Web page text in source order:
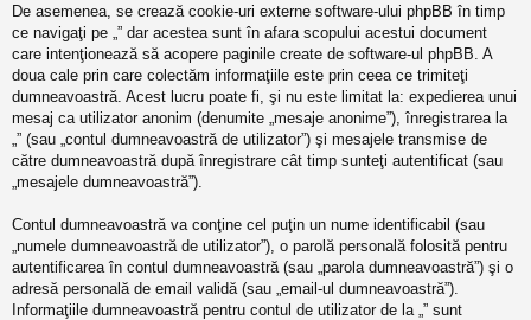
De asemenea, se crează cookie-uri externe software-ului phpBB în timp
ce navigaţi pe „” dar acestea sunt în afara scopului acestui document
care intenţionează să acopere paginile create de software-ul phpBB. A
doua cale prin care colectăm informaţiile este prin ceea ce trimiteţi
dumneavoastră. Acest lucru poate fi, şi nu este limitat la: expedierea unui
mesaj ca utilizator anonim (denumite „mesaje anonime”), înregistrarea la
„” (sau „contul dumneavoastră de utilizator”) şi mesajele transmise de
către dumneavoastră după înregistrare cât timp sunteţi autentificat (sau
„mesajele dumneavoastră”).
Contul dumneavoastră va conţine cel puţin un nume identificabil (sau
„numele dumneavoastră de utilizator”), o parolă personală folosită pentru
autentificarea în contul dumneavoastră (sau „parola dumneavoastră”) şi o
adresă personală de email validă (sau „email-ul dumneavoastră”).
Informaţiile dumneavoastră pentru contul de utilizator de la „” sunt